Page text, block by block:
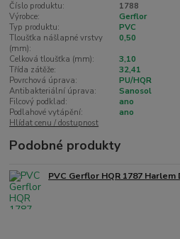
Číslo produktu:
1788
Výrobce:
Gerflor
Typ produktu:
PVC
Tloušťka nášlapné vrstvy
(mm):
0,50
Celková tloušťka (mm):
3,10
Třída zátěže:
32,41
Povrchová úprava:
PU/HQR
Antibakteriální úprava:
Sanosol
Filcový podklad:
ano
Podlahové vytápění:
ano
Hlídat cenu / dostupnost
Podobné produkty
PVC Gerflor HQR 1787 Harlem